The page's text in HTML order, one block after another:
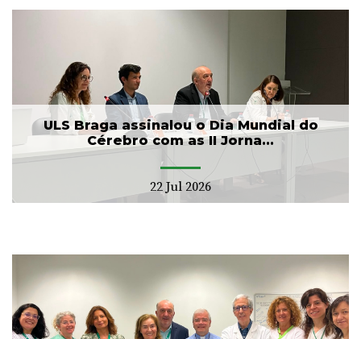
ULS Braga assinalou o Dia Mundial do
Cérebro com as II Jorna...
22 Jul 2026